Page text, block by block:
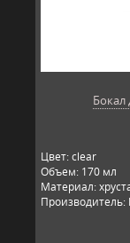
Бокал
Цвет: clear
Объем: 170 мл
Материал:
Производитель: